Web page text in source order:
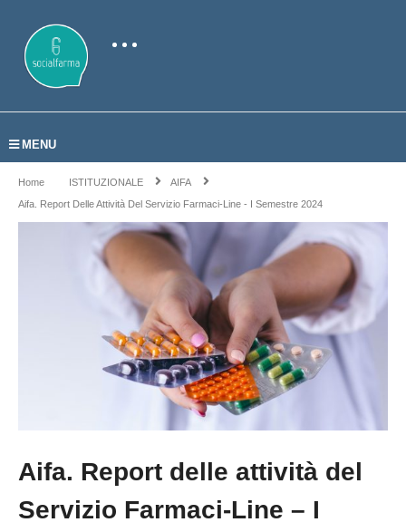
MENU
Home ISTITUZIONALE
AIFA
Aifa. Report Delle Attività Del Servizio Farmaci-Line - I Semestre 2024
Aifa. Report delle attività del
Servizio Farmaci-Line – I